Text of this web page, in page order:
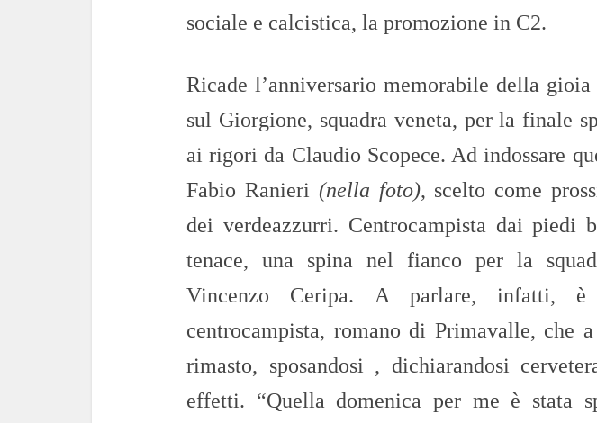
sociale e calcistica, la promozione in C2.
Ricade l’anniversario memorabile della
sul Giorgione, squadra veneta, per la finale
ai rigori da Claudio Scopece. Ad indossare
Fabio Ranieri (nella foto), scelto come
dei verdeazzurri. Centrocampista dai piedi
tenace, una spina nel fianco per la
Vincenzo Ceripa. A parlare, infatti, è
centrocampista, romano di Primavalle, che
rimasto, sposandosi , dichiarandosi
effetti. “Quella domenica per me è stata